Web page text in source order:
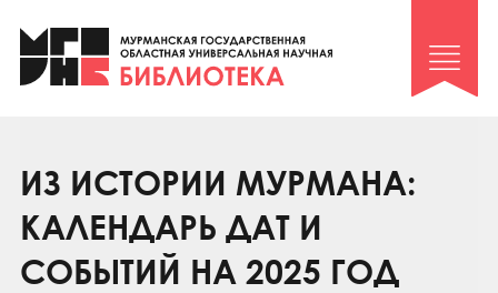
Клуб «Гиря и сельдерей»
Клуб «Семейный архив»
Коллегам
Контакты
ИЗ ИСТОРИИ МУРМАНА:
КАЛЕНДАРЬ ДАТ И
СОБЫТИЙ НА 2025 ГОД